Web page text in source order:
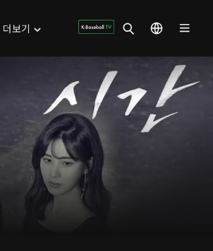
더보기